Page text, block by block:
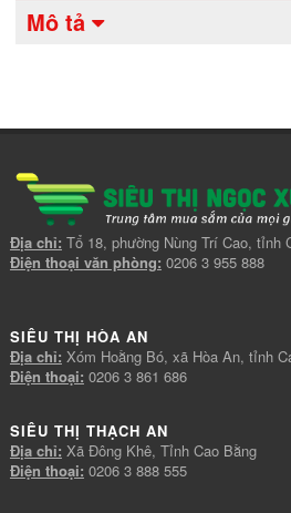
Mô tả
Địa chỉ: Tổ 18, phường Nùng Trí Cao, tỉnh
Điện thoại văn phòng: 0206 3 955 888
SIÊU THỊ HÒA AN
Địa chỉ: Xóm Hoằng Bó, xã Hòa An, tỉnh
Điện thoại: 0206 3 861 686
SIÊU THỊ THẠCH AN
Địa chỉ: Xã Đông Khê, Tỉnh Cao Bằng
Điện thoại: 0206 3 888 555